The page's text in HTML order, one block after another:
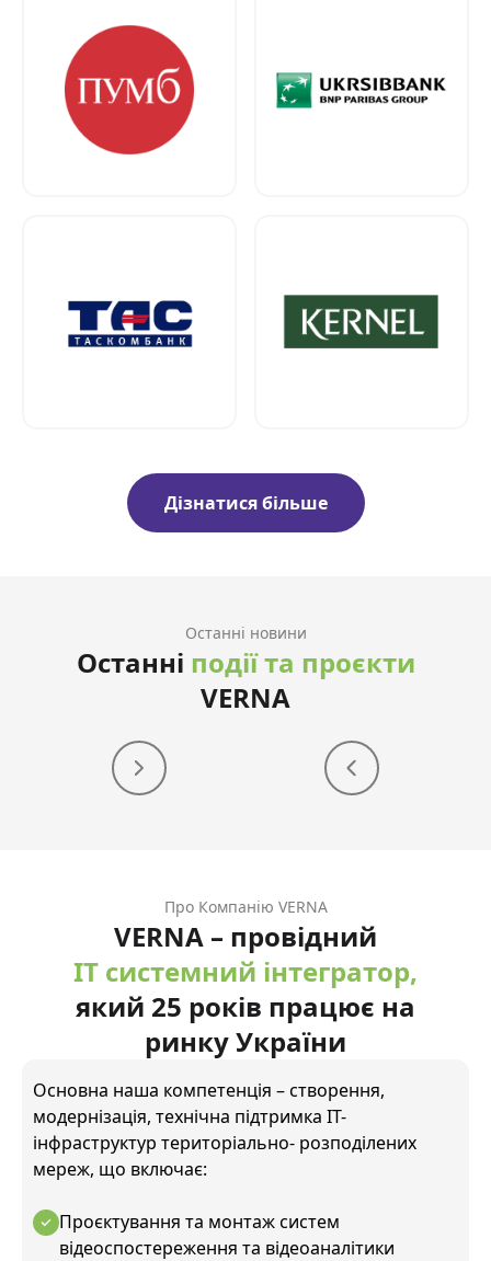
Дізнатися більше
Останні новини
Останні події та проєкти
VERNA
Про Компанію VERNA
VERNA – провідний
IT системний інтегратор,
який 25 років працює на
ринку України
Основна наша компетенція – створення,
модернізація, технічна підтримка ІТ-
інфраструктур територіально- розподілених
мереж, що включає:
Проєктування та монтаж систем
відеоспостереження та відеоаналітики